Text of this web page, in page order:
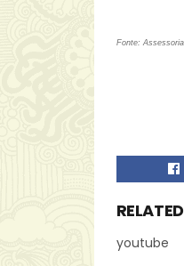
Fonte:
youtube